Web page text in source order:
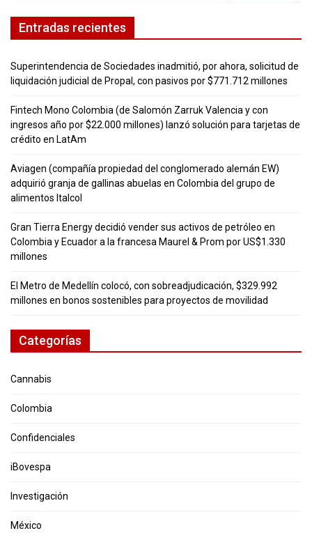
Entradas recientes
Superintendencia de Sociedades inadmitió, por ahora, solicitud de
liquidación judicial de Propal, con pasivos por $771.712 millones
Fintech Mono Colombia (de Salomón Zarruk Valencia y con
ingresos año por $22.000 millones) lanzó solución para tarjetas de
crédito en LatAm
Aviagen (compañía propiedad del conglomerado alemán EW)
adquirió granja de gallinas abuelas en Colombia del grupo de
alimentos Italcol
Gran Tierra Energy decidió vender sus activos de petróleo en
Colombia y Ecuador a la francesa Maurel & Prom por US$1.330
millones
El Metro de Medellín colocó, con sobreadjudicación, $329.992
millones en bonos sostenibles para proyectos de movilidad
Categorías
Cannabis
Colombia
Confidenciales
iBovespa
Investigación
México